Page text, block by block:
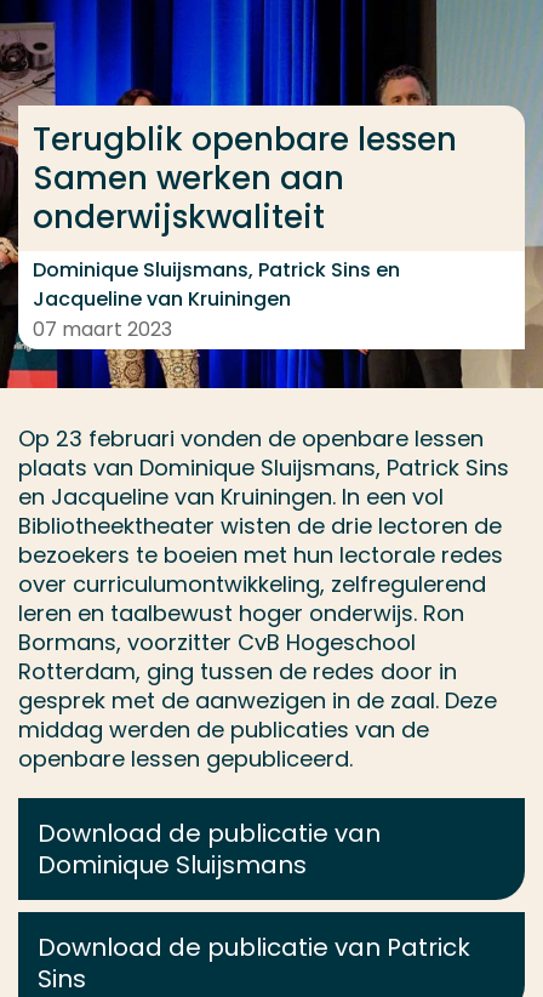
Ga direct naar de content
... > Terugblik openbare lessen Samen werken aan
Terugblik openbare lessen
Samen werken aan
onderwijskwaliteit
Dominique Sluijsmans, Patrick Sins en
Jacqueline van Kruiningen
07 maart 2023
Op 23 februari vonden de openbare lessen
plaats van Dominique Sluijsmans, Patrick Sins
en Jacqueline van Kruiningen. In een vol
Bibliotheektheater wisten de drie lectoren de
bezoekers te boeien met hun lectorale redes
over curriculumontwikkeling, zelfregulerend
leren en taalbewust hoger onderwijs. Ron
Bormans, voorzitter CvB Hogeschool
Rotterdam, ging tussen de redes door in
gesprek met de aanwezigen in de zaal. Deze
middag werden de publicaties van de
openbare lessen gepubliceerd.
Download de publicatie van
Dominique Sluijsmans
Download de publicatie van Patrick
Sins
Veel gezocht
Opleiding
Contact